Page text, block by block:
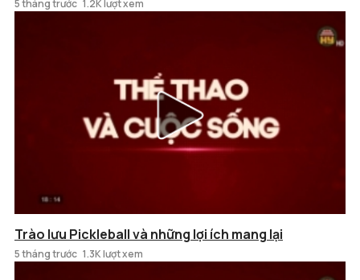
5 tháng trước 1.2K lượt xem
Trào lưu Pickleball và những lợi ích mang lại
5 tháng trước 1.3K lượt xem